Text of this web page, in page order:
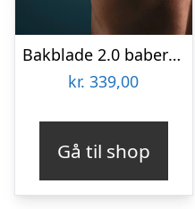
Bakblade 2.0 baberskraber til ryggen
kr. 339,00
Gå til shop